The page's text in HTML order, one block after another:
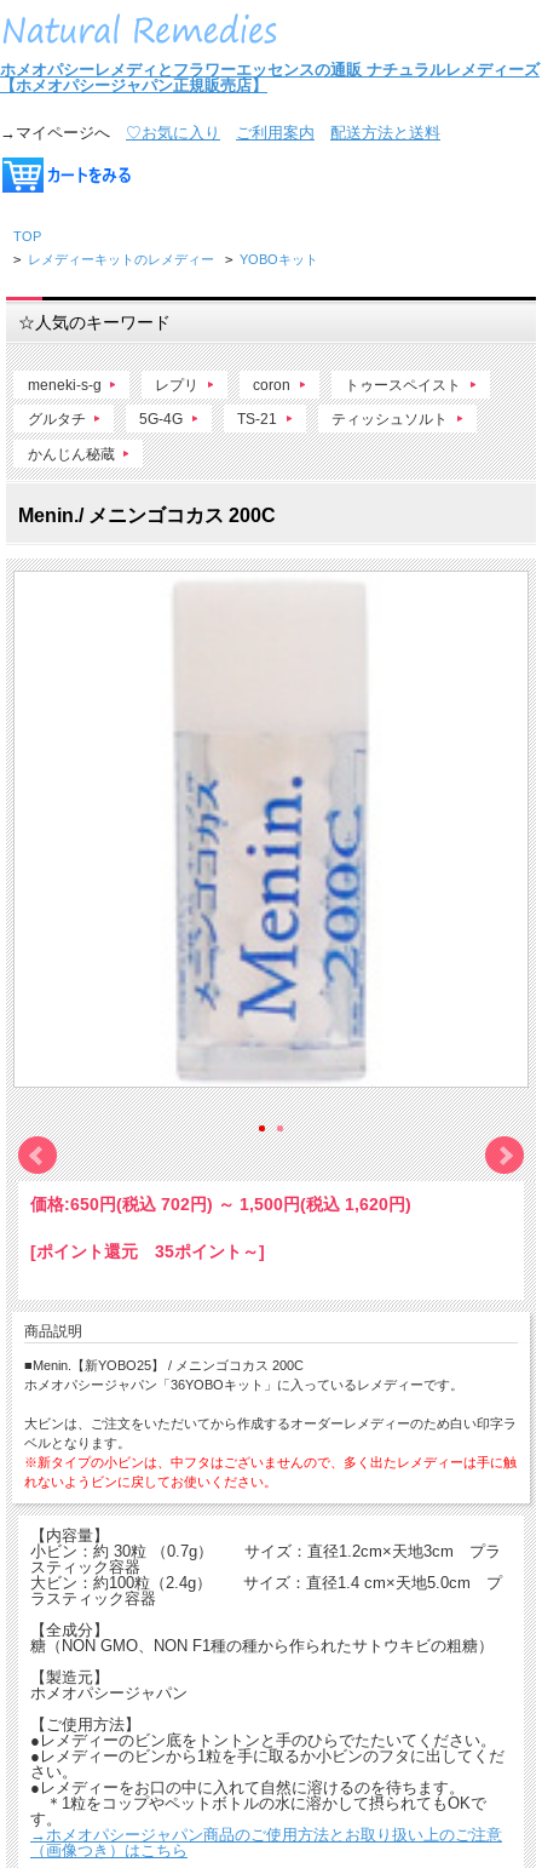
ホメオパシーレメディとフラワーエッセンスの通販 ナチュラルレメディーズ
【ホメオパシージャパン正規販売店】
→マイページへ ♡お気に入り ご利用案内 配送方法と送料
TOP
> レメディーキットのレメディー > YOBOキット
☆人気のキーワード
meneki-s-g レプリ coron トゥースペイスト
グルタチ 5G-4G TS-21 ティッシュソルト
かんじん秘蔵
Menin./ メニンゴコカス 200C
価格:650円(税込 702円) ～ 1,500円(税込 1,620円)
[ポイント還元 35ポイント～]
商品説明
■Menin.【新YOBO25】 / メニンゴコカス 200C
ホメオパシージャパン「36YOBOキット」に入っているレメディーです。
大ビンは、ご注文をいただいてから作成するオーダーレメディーのため白い印字ラ
ベルとなります。
※新タイプの小ビンは、中フタはございませんので、多く出たレメディーは手に触
れないようビンに戻してお使いください。
【内容量】
小ビン：約 30粒 （0.7g） サイズ：直径1.2cm×天地3cm プラ
スティック容器
大ビン：約100粒（2.4g） サイズ：直径1.4 cm×天地5.0cm プ
ラスティック容器
【全成分】
糖（NON GMO、NON F1種の種から作られたサトウキビの粗糖）
【製造元】
ホメオパシージャパン
【ご使用方法】
●レメディーのビン底をトントンと手のひらでたたいてください。
●レメディーのビンから1粒を手に取るか小ビンのフタに出してくだ
さい。
●レメディーをお口の中に入れて自然に溶けるのを待ちます。
＊1粒をコップやペットボトルの水に溶かして摂られてもOKで
す。
→ホメオパシージャパン商品のご使用方法とお取り扱い上のご注意
（画像つき）はこちら